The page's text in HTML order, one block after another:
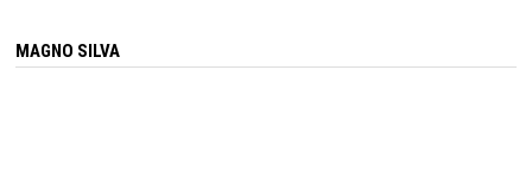
MAGNO SILVA